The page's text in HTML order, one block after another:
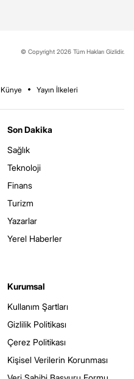
© Copyright 2026 Tüm Hakları Gizlidir.
Künye Yayın İlkeleri
Son Dakika
Sağlık
Teknoloji
Finans
Turizm
Yazarlar
Yerel Haberler
Kurumsal
Kullanım Şartları
Gizlilik Politikası
Çerez Politikası
Kişisel Verilerin Korunması